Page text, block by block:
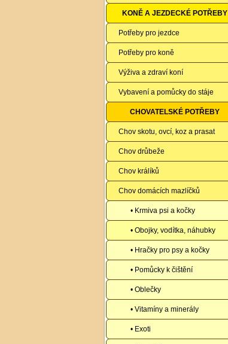
KONĚ A JEZDECKÉ POTŘEBY
Potřeby pro jezdce
Potřeby pro koně
Výživa a zdraví koní
Vybavení a pomůcky do stáje
CHOVATELSKÉ POTŘEBY
Chov skotu, ovcí, koz a prasat
Chov drůbeže
Chov králíků
Chov domácích mazlíčků
• Krmiva psi a kočky
• Obojky, vodítka, náhubky
• Hračky pro psy a kočky
• Pomůcky k čištění
• Oblečky
• Vitamíny a minerály
• Exoti